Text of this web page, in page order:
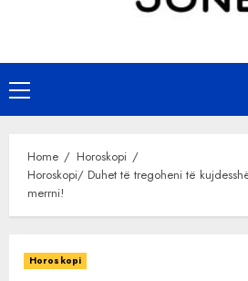
Primary
Menu
Home
Horoskopi
Horoskopi/ Duhet të tregoheni të
merrni!
Horoskopi